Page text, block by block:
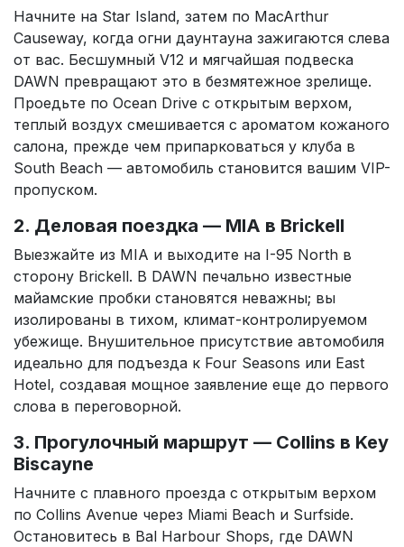
Начните на Star Island, затем по MacArthur
Causeway, когда огни даунтауна зажигаются слева
от вас. Бесшумный V12 и мягчайшая подвеска
DAWN превращают это в безмятежное зрелище.
Проедьте по Ocean Drive с открытым верхом,
теплый воздух смешивается с ароматом кожаного
салона, прежде чем припарковаться у клуба в
South Beach — автомобиль становится вашим VIP-
пропуском.
2. Деловая поездка — MIA в Brickell
Выезжайте из MIA и выходите на I-95 North в
сторону Brickell. В DAWN печально известные
майамские пробки становятся неважны; вы
изолированы в тихом, климат-контролируемом
убежище. Внушительное присутствие автомобиля
идеально для подъезда к Four Seasons или East
Hotel, создавая мощное заявление еще до первого
слова в переговорной.
3. Прогулочный маршрут — Collins в Key
Biscayne
Начните с плавного проезда с открытым верхом
по Collins Avenue через Miami Beach и Surfside.
Остановитесь в Bal Harbour Shops, где DAWN